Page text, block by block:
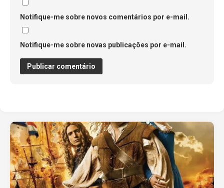
Notifique-me sobre novos comentários por e-mail.
Notifique-me sobre novas publicações por e-mail.